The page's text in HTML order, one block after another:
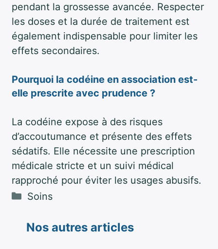
pendant la grossesse avancée. Respecter
les doses et la durée de traitement est
également indispensable pour limiter les
effets secondaires.
Pourquoi la codéine en association est-
elle prescrite avec prudence ?
La codéine expose à des risques
d’accoutumance et présente des effets
sédatifs. Elle nécessite une prescription
médicale stricte et un suivi médical
rapproché pour éviter les usages abusifs.
Catégories
Soins
Nos autres articles